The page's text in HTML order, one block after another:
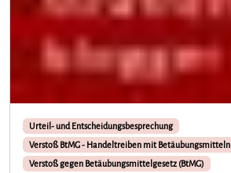
Urteil- und Entscheidungsbesprechung
Verstoß BtMG - Handeltreiben mit Betäubungsmitteln
Verstoß gegen Betäubungsmittelgesetz (BtMG)